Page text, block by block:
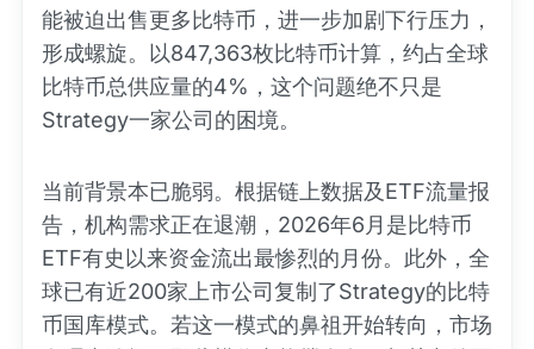
能被迫出售更多比特币，进一步加剧下行压力，
形成螺旋。以847,363枚比特币计算，约占全球
比特币总供应量的4%，这个问题绝不只是
Strategy一家公司的困境。
当前背景本已脆弱。根据链上数据及ETF流量报
告，机构需求正在退潮，2026年6月是比特币
ETF有史以来资金流出最惨烈的月份。此外，全
球已有近200家上市公司复制了Strategy的比特
币国库模式。若这一模式的鼻祖开始转向，市场